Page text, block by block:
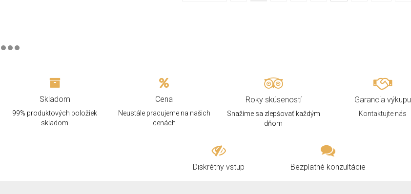
Skladom
99% produktových položiek
skladom
Cena
Neustále pracujeme na našich
cenách
Roky skúseností
Snažíme sa zlepšovať každým
dňom
Garancia výkupu
Kontaktujte nás
Diskrétny vstup Bezplatné konzultácie